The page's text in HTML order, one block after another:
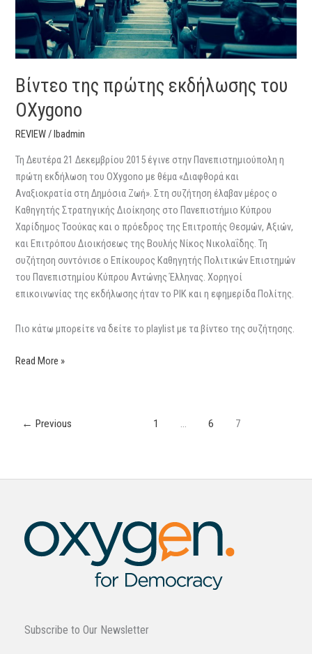
Βίντεο της πρώτης εκδήλωσης του
OXygono
REVIEW/lbadmin
Τη Δευτέρα 21 Δεκεμβρίου 2015 έγινε στην Πανεπιστημιούπολη η
πρώτη εκδήλωση του OXygono με θέμα «Διαφθορά και
Αναξιοκρατία στη Δημόσια Ζωή». Στη συζήτηση έλαβαν μέρος ο
Καθηγητής Στρατηγικής Διοίκησης στο Πανεπιστήμιο Κύπρου
Χαρίδημος Τσούκας και ο πρόεδρος της Επιτροπής Θεσμών, Αξιών,
και Επιτρόπου Διοικήσεως της Βουλής Νίκος Νικολαΐδης. Τη
συζήτηση συντόνισε ο Επίκουρος Καθηγητής Πολιτικών Επιστημών
του Πανεπιστημίου Κύπρου Αντώνης Έλληνας. Χορηγοί
επικοινωνίας της εκδήλωσης ήταν το ΡΙΚ και η εφημερίδα Πολίτης.
Πιο κάτω μπορείτε να δείτε το playlist με τα βίντεο της συζήτησης.
Read More »
← Previous 1 … 6 7
Subscribe to Our Newsletter